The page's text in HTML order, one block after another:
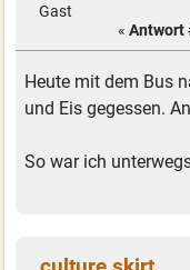
Gast
« Antwort
Heute mit dem Bus
und Eis gegessen.
So war ich